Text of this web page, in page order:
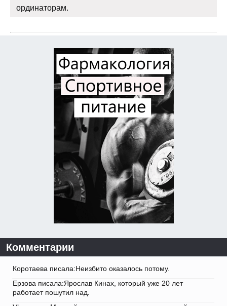
ординаторам.
Комментарии
Коротаева писала:Неизбито оказалось потому.
Ерзова писала:Ярослав Кинах, который уже 20 лет
работает пошутил над.